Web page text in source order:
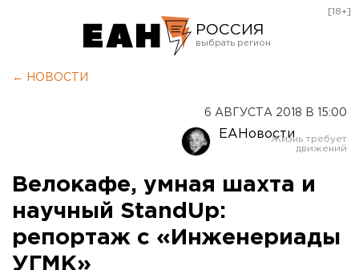
РОССИЯ
Оренбург
[18+]
← НОВОСТИ
6 АВГУСТА 2018 В 15:00
ЕАНовости
Велокафе, умная шахта и
научный StandUp:
репортаж с «Инженериады
УГМК»